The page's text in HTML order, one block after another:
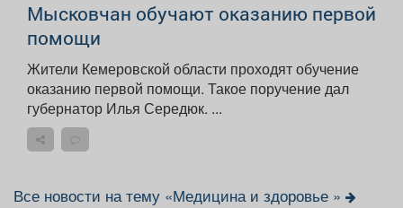
Мысковчан обучают оказанию первой
помощи
Жители Кемеровской области проходят обучение
оказанию первой помощи. Такое поручение дал
губернатор Илья Середюк. ...
Все новости на тему «Медицина и здоровье »